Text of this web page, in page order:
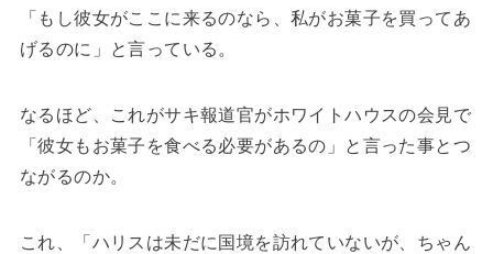
「もし彼女がここに来るのなら、私がお菓子を買ってあ
げるのに」と言っている。
なるほど、これがサキ報道官がホワイトハウスの会見で
「彼女もお菓子を食べる必要があるの」と言った事とつ
ながるのか。
これ、「ハリスは未だに国境を訪れていないが、ちゃん